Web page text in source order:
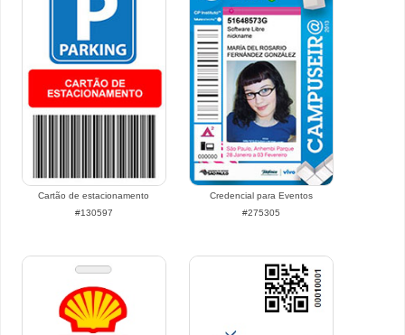
Cartão de estacionamento
#130597
Credencial para Eventos
#275305